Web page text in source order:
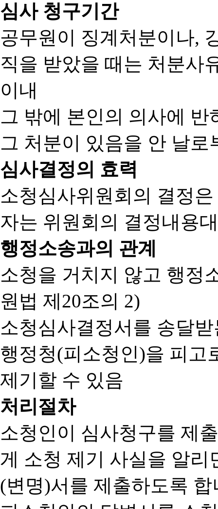
심사 청구기간
공무원이 징계처분이나,
직을 받았을 때는 처분사
이내
그 밖에 본인의 의사에
그 처분이 있음을 안 날로
심사결정의 효력
소청심사위원회의 결정
자는 위원회의 결정내용
행정소송과의 관계
소청을 거치지 않고 행정
원법 제20조의 2)
소청심사결정서를 송달
행정청(피소청인)을 피고
제기할 수 있음
처리절차
소청인이 심사청구를 제
게 소청 제기 사실을 알
(변명)서를 제출하도록 합